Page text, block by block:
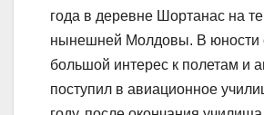
года в деревне Шортанас на
нынешней Молдовы. В юности
большой интерес к полетам и
поступил в авиационное